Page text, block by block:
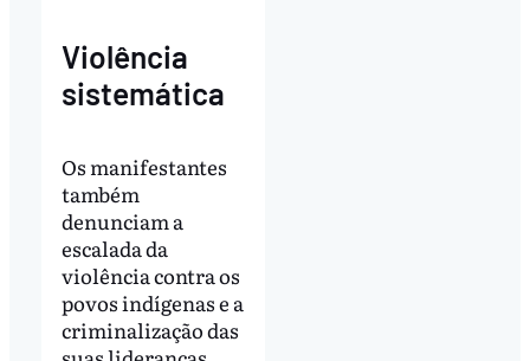
Violência
sistemática
Os manifestantes
também
denunciam a
escalada da
violência contra os
povos indígenas e a
criminalização das